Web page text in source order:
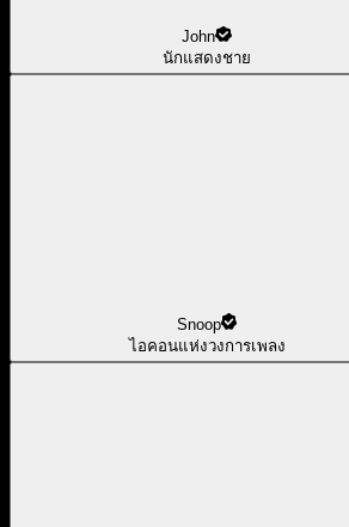
John
นักแสดงชาย
Snoop
ไอคอนแห่งวงการเพลง